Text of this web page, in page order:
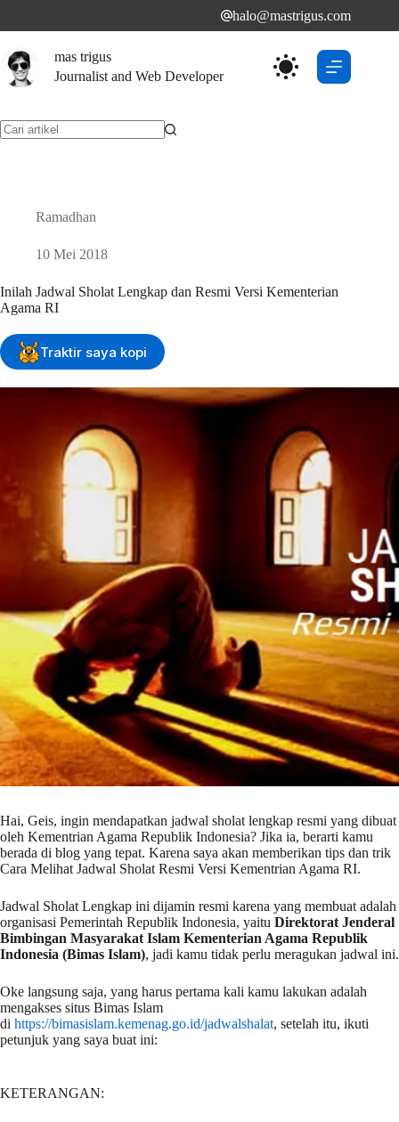
halo@mastrigus.com
mas trigus
Journalist and Web Developer
Ramadhan
10 Mei 2018
Inilah Jadwal Sholat Lengkap dan Resmi Versi Kementerian
Agama RI
Traktir saya kopi
Hai, Geis, ingin mendapatkan jadwal sholat lengkap resmi yang dibuat
oleh Kementrian Agama Republik Indonesia? Jika ia, berarti kamu
berada di blog yang tepat. Karena saya akan memberikan tips dan trik
Cara Melihat Jadwal Sholat Resmi Versi Kementrian Agama RI.
Jadwal Sholat Lengkap ini dijamin resmi karena yang membuat adalah
organisasi Pemerintah Republik Indonesia, yaitu Direktorat Jenderal
Bimbingan Masyarakat Islam Kementerian Agama Republik
Indonesia (Bimas Islam), jadi kamu tidak perlu meragukan jadwal ini.
Oke langsung saja, yang harus pertama kali kamu lakukan adalah
mengakses situs Bimas Islam
di https://bimasislam.kemenag.go.id/jadwalshalat, setelah itu, ikuti
petunjuk yang saya buat ini:
KETERANGAN: